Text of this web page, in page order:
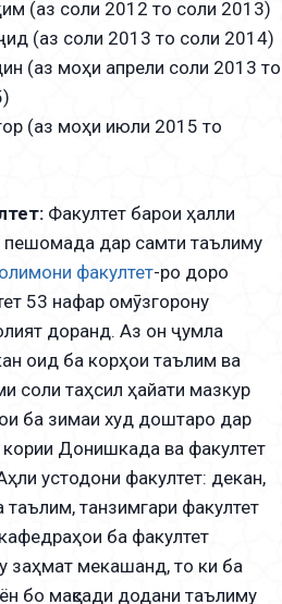
(аз соли 2012 то соли 2013)
(аз соли 2013 то соли 2014)
(аз моҳи апрели соли 2013 то
(аз моҳи июли 2015 то
Факултет барои ҳалли
дар самти таълиму
факултет-ро доро
53 нафар омӯзгорону
доранд. Аз он ҷумла
оид ба корҳои таълим ва
соли таҳсил ҳайати мазкур
ба зимаи худ доштаро дар
кории Донишкада ва факултет
устодони факултет: декан,
танзимгари факултет
ба факултет
заҳмат мекашанд, то ки ба
бо мақсади додани таълиму